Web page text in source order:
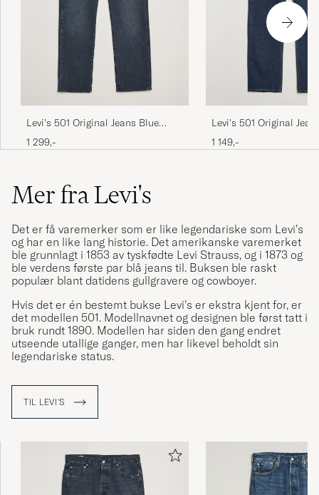
Levi's 501 Original Jeans Blue
Black
1 299,-
Levi's 501 Original
Wash
1 149,-
Mer fra Levi's
Det er få varemerker som er like legendariske som Levi’s
og har en like lang historie. Det amerikanske varemerket
ble grunnlagt i 1853 av tyskfødte Levi Strauss, og i 1873 og
ble verdens første par blå jeans til. Buksen ble raskt
populær blant datidens gullgravere og cowboyer.
Hvis det er én bestemt bukse Levi’s er ekstra kjent for, er
det modellen 501. Modellnavnet og designen ble først tatt i
bruk rundt 1890. Modellen har siden den gang endret
utseende utallige ganger, men har likevel beholdt sin
legendariske status.
TIL LEVI'S